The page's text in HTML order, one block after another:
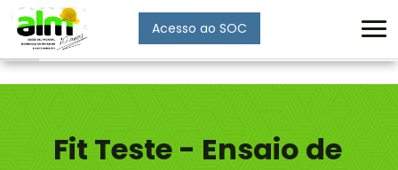
Acesso ao SOC
Fit Teste - Ensaio de
Enviar